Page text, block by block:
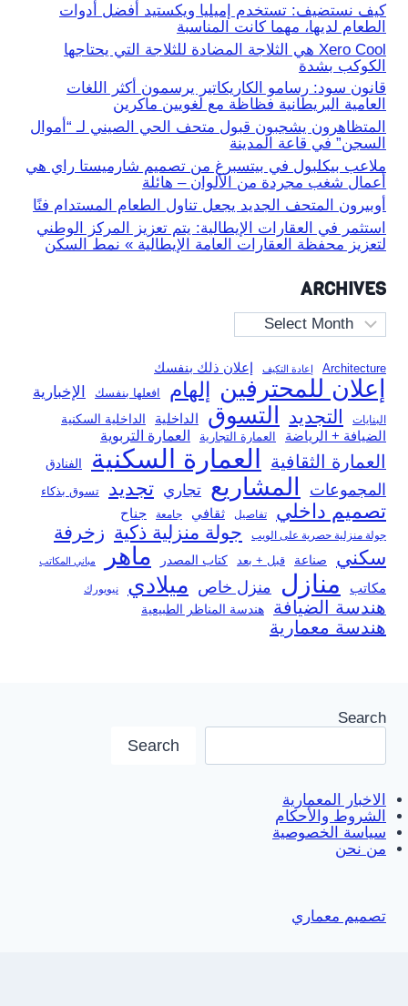
كيف نستضيف: تستخدم إميليا ويكستيد أفضل أدوات
الطعام لديها، مهما كانت المناسبة
Xero Cool هي الثلاجة المضادة للثلاجة التي يحتاجها
الكوكب بشدة
قانون سود: رسامو الكاريكاتير يرسمون أكثر اللغات
العامية البريطانية فظاظة مع لغويين ماكرين
المتظاهرون يشجبون قبول متحف الحي الصيني لـ “أموال
السجن” في قاعة المدينة
ملاعب بيكلبول في بيتسبرغ من تصميم شارميستا راي هي
أعمال شغب مجردة من الألوان – هائلة
أوبيرون المتحف الجديد يجعل تناول الطعام المستدام فنًا
استثمر في العقارات الإيطالية: يتم تعزيز المركز الوطني
لتعزيز محفظة العقارات العامة الإيطالية » نمط السكن
ARCHIVES
Archives
Architecture إعادة التكيف إعلان ذلك بنفسك
إعلان للمحترفين إلهام افعلها بنفسك الإخبارية
البنايات التجديد التسوق الداخلية الداخلية السكنية
الضيافة + الرياضة العمارة التجارية العمارة التربوية
العمارة الثقافية العمارة السكنية الفنادق
المجموعات المشاريع تجاري تجديد تسوق بذكاء
تصميم داخلي تفاصيل ثقافي جامعة جناح
جولة منزلية حصرية على الويب جولة منزلية ذكية زخرفة
سكني صناعة قبل + بعد كتاب المصدر ماهر مباني المكاتب
مكاتب منازل منزل خاص ميلادي نيويورك
هندسة الضيافة هندسة المناظر الطبيعية
هندسة معمارية
Search
Search
الاخبار المعمارية
الشروط والأحكام
سياسة الخصوصية
من نحن
تصميم معماري